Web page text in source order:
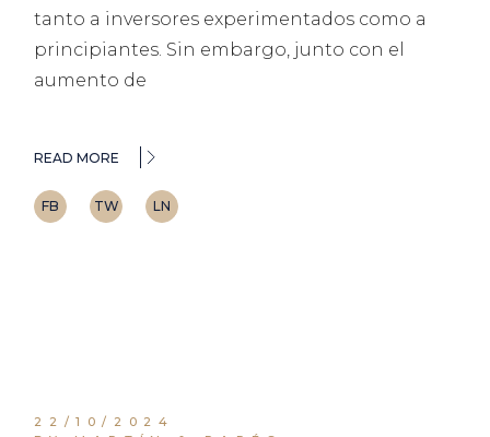
tanto a inversores experimentados como a
principiantes. Sin embargo, junto con el
aumento de
READ MORE
FB TW LN
22/10/2024